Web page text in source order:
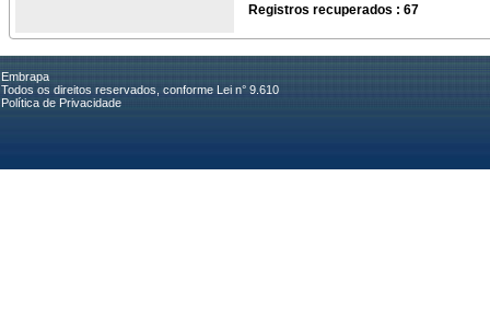
Registros recuperados : 67
Embrapa
Todos os direitos reservados, conforme Lei n° 9.610
Política de Privacidade